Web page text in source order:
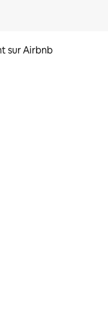
sur Airbnb